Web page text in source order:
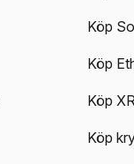
Köp
Köp
Köp
Köp